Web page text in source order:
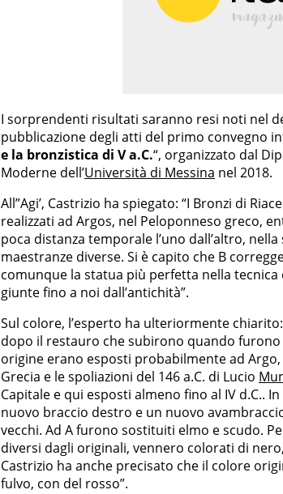
I sorprendenti risultati saranno resi noti nel
pubblicazione degli atti del primo convegno
e la bronzistica di V a.C.“, organizzato dal
Moderne dell’Università di Messina nel 2018.
All”Agi’, Castrizio ha spiegato: “I Bronzi di
realizzati ad Argos, nel Peloponneso greco,
poca distanza temporale l’uno dall’altro,
maestranze diverse. Si è capito che B
comunque la statua più perfetta nella
giunte fino a noi dall’antichità”.
Sul colore, l’esperto ha ulteriormente
dopo il restauro che subirono quando furono
origine erano esposti probabilmente ad
Grecia e le spoliazioni del 146 a.C. di Lucio
Capitale e qui esposti almeno fino al IV d.C..
nuovo braccio destro e un nuovo
vecchi. Ad A furono sostituiti elmo e scudo.
diversi dagli originali, vennero colorati di
Castrizio ha anche precisato che il colore
fulvo, con del rosso”.